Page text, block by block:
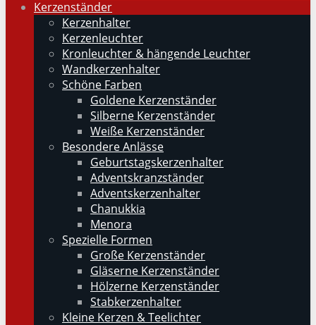
Kerzenständer
Kerzenhalter
Kerzenleuchter
Kronleuchter & hängende Leuchter
Wandkerzenhalter
Schöne Farben
Goldene Kerzenständer
Silberne Kerzenständer
Weiße Kerzenständer
Besondere Anlässe
Geburtstagskerzenhalter
Adventskranzständer
Adventskerzenhalter
Chanukkia
Menora
Spezielle Formen
Große Kerzenständer
Gläserne Kerzenständer
Hölzerne Kerzenständer
Stabkerzenhalter
Kleine Kerzen & Teelichter